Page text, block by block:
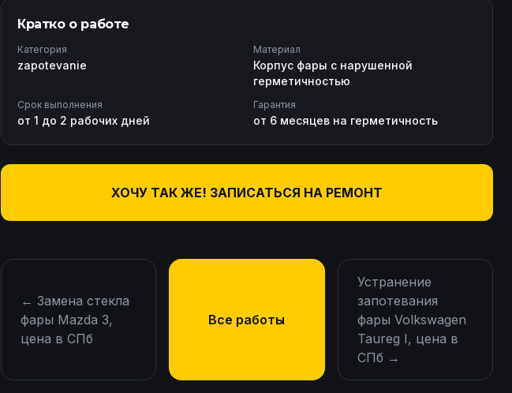
Кратко о работе
Категория
zapotevanie
Материал
Корпус фары с нарушенной
герметичностью
Срок выполнения
от 1 до 2 рабочих дней
Гарантия
от 6 месяцев на герметичность
ХОЧУ ТАК ЖЕ! ЗАПИСАТЬСЯ НА РЕМОНТ
← Замена стекла
фары Mazda 3,
цена в СПб
Все работы
Устранение
запотевания
фары Volkswagen
Taureg I, цена в
СПб →